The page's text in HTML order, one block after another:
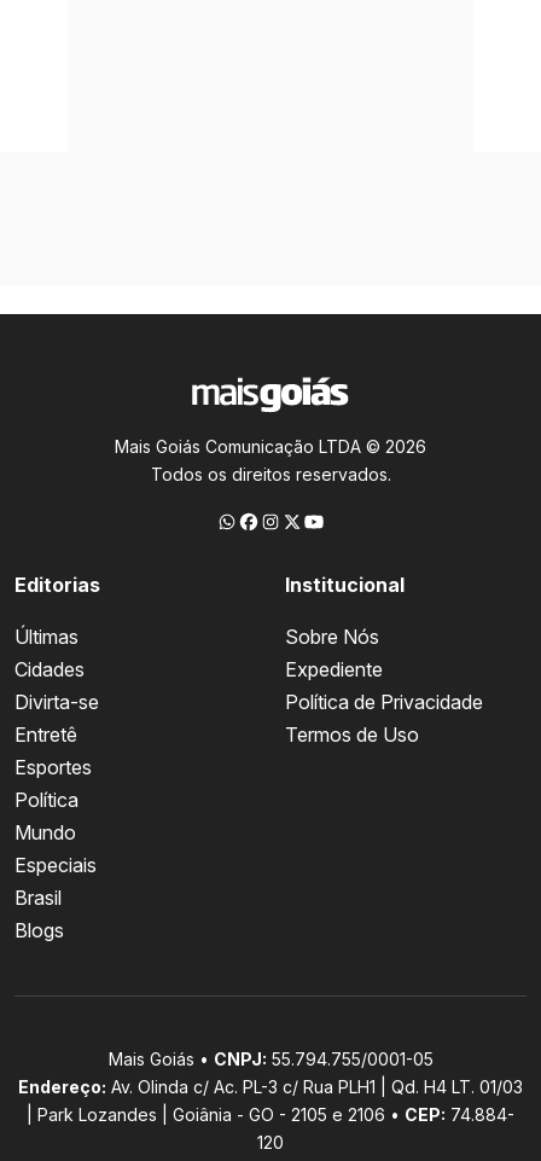
Mais Goiás Comunicação LTDA © 2026
Todos os direitos reservados.
Editorias
Últimas
Cidades
Divirta-se
Entretê
Esportes
Política
Mundo
Especiais
Brasil
Blogs
Institucional
Sobre Nós
Expediente
Política de Privacidade
Termos de Uso
Mais Goiás • CNPJ: 55.794.755/0001-05
Endereço: Av. Olinda c/ Ac. PL-3 c/ Rua PLH1 | Qd. H4 LT. 01/03
| Park Lozandes | Goiânia - GO - 2105 e 2106 • CEP: 74.884-
120